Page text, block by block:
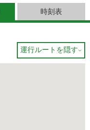
時刻表
運行ルートを隠す